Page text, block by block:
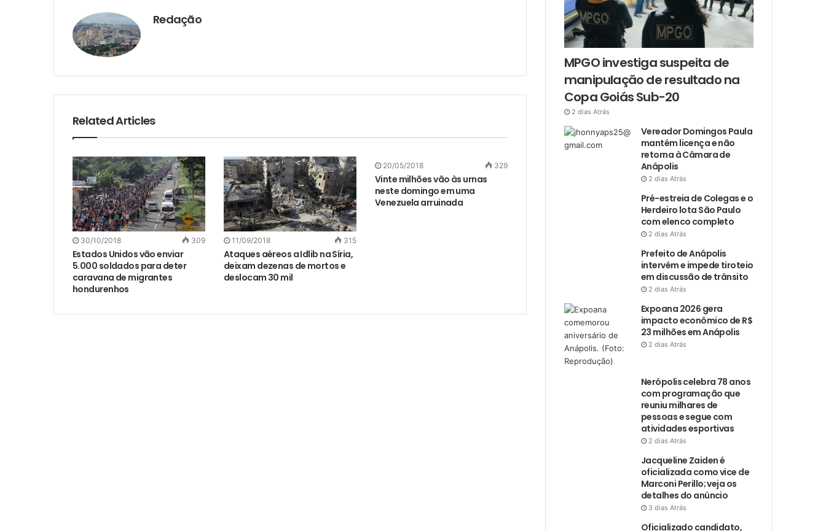
Redação
Related Articles
30/10/2018 309
Estados Unidos vão enviar
5.000 soldados para deter
caravana de migrantes
hondurenhos
11/09/2018 315
Ataques aéreos a Idlib na Síria,
deixam dezenas de mortos e
deslocam 30 mil
20/05/2018 329
Vinte milhões vão às urnas
neste domingo em uma
Venezuela arruinada
MPGO investiga suspeita de
manipulação de resultado na
Copa Goiás Sub-20
2 dias Atrás
Vereador Domingos Paula
mantém licença e não
retorna à Câmara de
Anápolis
2 dias Atrás
Pré-estreia de Colegas e o
Herdeiro lota São Paulo
com elenco completo
2 dias Atrás
Prefeito de Anápolis
intervém e impede tiroteio
em discussão de trânsito
2 dias Atrás
Expoana 2026 gera
impacto econômico de R$
23 milhões em Anápolis
2 dias Atrás
Nerópolis celebra 78 anos
com programação que
reuniu milhares de
pessoas e segue com
atividades esportivas
2 dias Atrás
Jacqueline Zaiden é
oficializada como vice de
Marconi Perillo; veja os
detalhes do anúncio
3 dias Atrás
Oficializado candidato,